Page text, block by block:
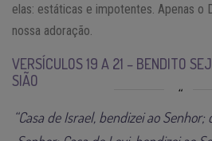
elas: estáticas e impotentes. Apenas o
nossa adoração.
VERSÍCULOS 19 A 21 – BENDITO
SIÃO
“Casa de Israel, bendizei ao